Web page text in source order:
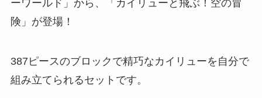
ーワールド」から、「カイリューと飛ぶ！空の冒
険」が登場！
387ピースのブロックで精巧なカイリューを自分で
組み立てられるセットです。